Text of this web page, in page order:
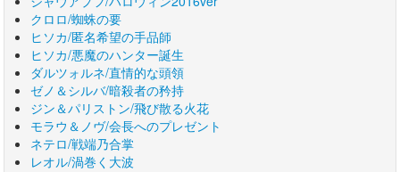
クロロ/蜘蛛の要
ヒソカ/匿名希望の手品師
ヒソカ/悪魔のハンター誕生
ダルツォルネ/直情的な頭領
ゼノ＆シルバ/暗殺者の矜持
ジン＆パリストン/飛び散る火花
モラウ＆ノヴ/会長へのプレゼント
ネテロ/戦端乃合掌
レオル/渦巻く大波